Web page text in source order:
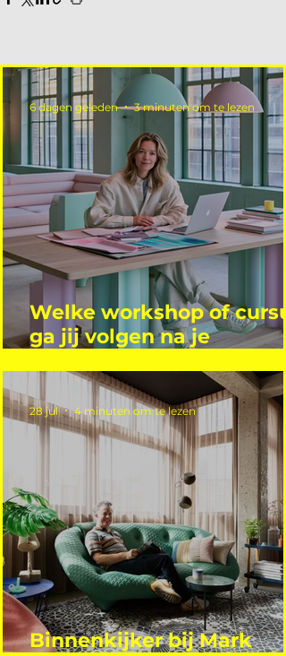
Welke workshop of
ga jij volgen na je
6 dagen geleden 3 minuten om te lezen
Binnenkijker bij Mark
28 jul 4 minuten om te lezen